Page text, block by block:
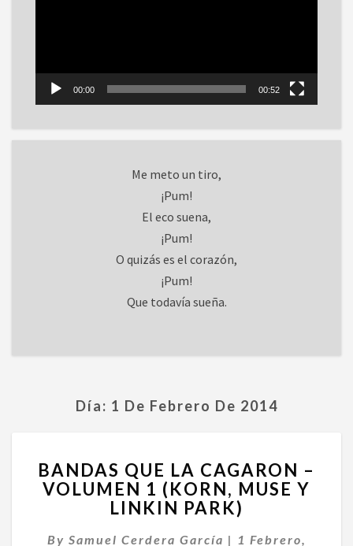
00:00 00:52
Me meto un tiro,
¡Pum!
El eco suena,
¡Pum!
O quizás es el corazón,
¡Pum!
Que todavía sueña.
Día: 1 De Febrero De 2014
QUE
LA
CAGARON
VOLUMEN
BANDAS QUE LA CAGARON –
VOLUMEN 1 (KORN, MUSE Y
LINKIN PARK)
By Samuel Cerdera García | 1 Febrero,